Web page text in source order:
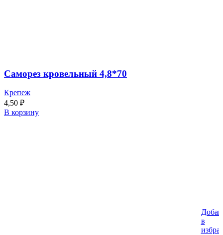
Саморез кровельный 4,8*70
Крепеж
4,50 ₽
В корзину
в